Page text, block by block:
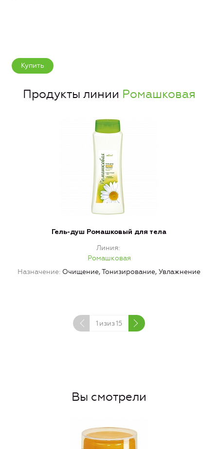
Купить
Продукты линии Ромашковая
Гель-душ Ромашковый для тела
Линия
Ромашковая
Назначение Очищение, Тонизирование, Увлажнение
1 изиз15
Вы смотрели